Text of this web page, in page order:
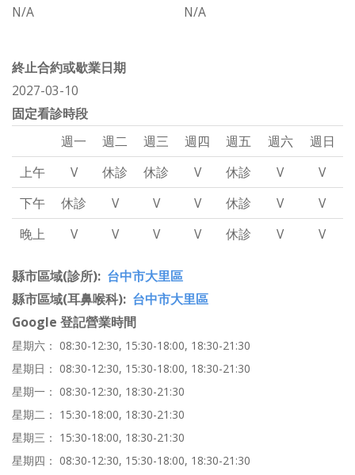
N/A
N/A
終止合約或歇業日期
2027-03-10
固定看診時段
週一
週二 週三 週四 週五 週六
週日
上午
V 休診 休診 V 休診 V
V
下午
休診 V V V 休診 V
V
晚上
V V V V 休診 V V
縣市區域(診所) 台中市大里區
縣市區域(耳鼻喉科) 台中市大里區
Google 登記營業時間
星期六： 08:30-12:30, 15:30-18:00, 18:30-21:30
星期日： 08:30-12:30, 15:30-18:00, 18:30-21:30
星期一： 08:30-12:30, 18:30-21:30
星期二： 15:30-18:00, 18:30-21:30
星期三： 15:30-18:00, 18:30-21:30
星期四： 08:30-12:30, 15:30-18:00, 18:30-21:30